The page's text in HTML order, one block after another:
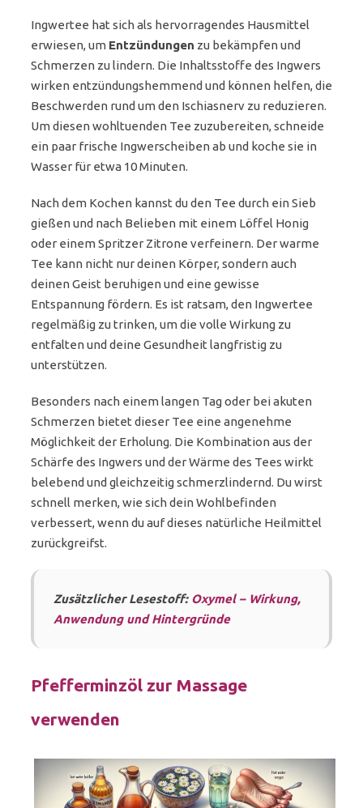
Ingwertee hat sich als hervorragendes Hausmittel
erwiesen, um Entzündungen zu bekämpfen und
Schmerzen zu lindern. Die Inhaltsstoffe des Ingwers
wirken entzündungshemmend und können helfen, die
Beschwerden rund um den Ischiasnerv zu reduzieren.
Um diesen wohltuenden Tee zuzubereiten, schneide
ein paar frische Ingwerscheiben ab und koche sie in
Wasser für etwa 10 Minuten.
Nach dem Kochen kannst du den Tee durch ein Sieb
gießen und nach Belieben mit einem Löffel Honig
oder einem Spritzer Zitrone verfeinern. Der warme
Tee kann nicht nur deinen Körper, sondern auch
deinen Geist beruhigen und eine gewisse
Entspannung fördern. Es ist ratsam, den Ingwertee
regelmäßig zu trinken, um die volle Wirkung zu
entfalten und deine Gesundheit langfristig zu
unterstützen.
Besonders nach einem langen Tag oder bei akuten
Schmerzen bietet dieser Tee eine angenehme
Möglichkeit der Erholung. Die Kombination aus der
Schärfe des Ingwers und der Wärme des Tees wirkt
belebend und gleichzeitig schmerzlindernd. Du wirst
schnell merken, wie sich dein Wohlbefinden
verbessert, wenn du auf dieses natürliche Heilmittel
zurückgreifst.
Zusätzlicher Lesestoff: Oxymel – Wirkung,
Anwendung und Hintergründe
Pfefferminzöl zur Massage
verwenden